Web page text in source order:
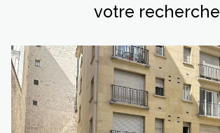
votre recherche